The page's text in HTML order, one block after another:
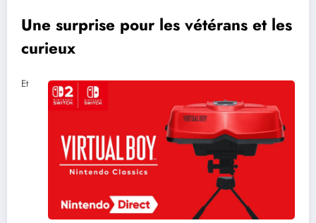
Une surprise pour les vétérans et les
curieux
Et